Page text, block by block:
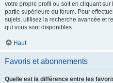
votre propre profil ou soit en cliquant
partie supérieure du forum. Pour
sujets, utilisez la recherche avancée et
qui vous sont disponibles.
Haut
Favoris et abonnements
Quelle est la différence entre les